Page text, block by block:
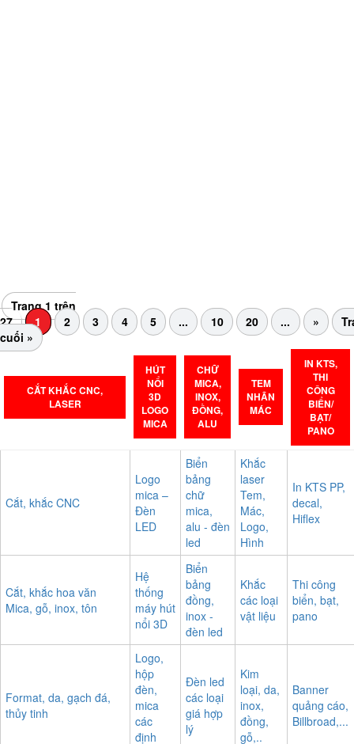
Trang 1 trên
27
1 2 3 4 5 ... 10 20 ... »
cuối »
CẮT KHẮC CNC,
LASER
HÚT
NỔI
3D
LOGO
MICA
CHỮ
MICA,
INOX,
ĐỒNG,
ALU
TEM
NHÃN
MÁC
IN KTS,
THI
CÔNG
BIỂN/
BẠT/
PANO
Cắt, khắc CNC
Logo
mica –
Đèn
LED
Biển
bảng
chữ
mica,
alu - đèn
led
Khắc
laser
Tem,
Mác,
Logo,
Hình
In KTS PP,
decal,
Hiflex
Cắt, khắc hoa văn
Mica, gỗ, inox, tôn
Hệ
thống
máy hút
nổi 3D
Biển
bảng
đồng,
inox -
đèn led
Khắc
các loại
vật liệu
Thi công
biển, bạt,
pano
Format, da, gạch đá,
thủy tinh
Logo,
hộp
đèn,
mica
các
định
Đèn led
các loại
giá hợp
lý
Kim
loại, da,
inox,
đồng,
gỗ,..
Banner
quảng cáo,
Billbroad,...